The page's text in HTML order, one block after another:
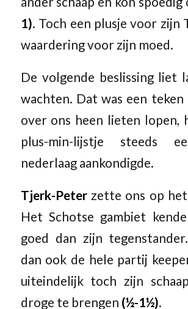
1). Toch een plusje voor zijn
waardering voor zijn moed.
De volgende beslissing liet
wachten. Dat was een
over ons heen lieten lopen,
plus-min-lijstje steeds
nederlaag aankondigde.
Tjerk-Peterzette ons op het
Het Schotse gambiet
goed dan zijn
dan ook de hele partij
uiteindelijk toch zijn
droge te brengen (½-1½).